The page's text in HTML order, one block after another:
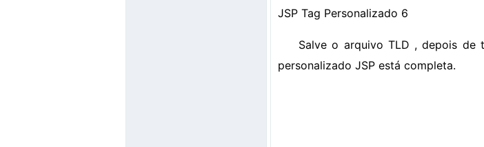
JSP Tag Personalizado 6
Salve o arquivo TLD , depois de
personalizado JSP está completa.